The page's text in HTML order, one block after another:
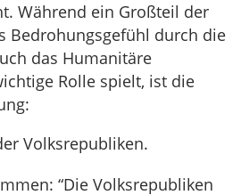
Während ein Großteil der
Bedrohungsgefühl durch die
das Humanitäre
Rolle spielt, ist die
Volksrepubliken.
“Die Volksrepubliken